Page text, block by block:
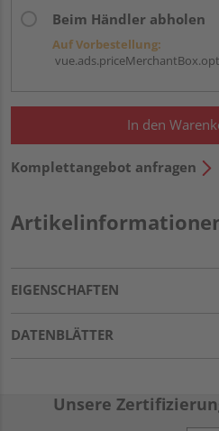
Beim Händler abholen
Auf Vorbestellung:
In den
Komplettangebot anfragen
EIGENSCHAFTEN
DATENBLÄTTER
Unsere